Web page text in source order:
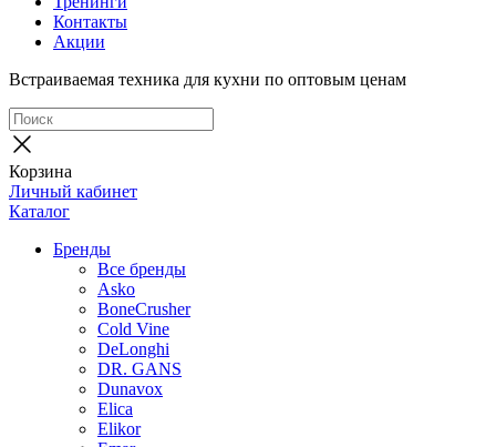
Контакты
Акции
Встраиваемая техника для кухни по оптовым ценам
Корзина
Личный кабинет
Каталог
Бренды
Все бренды
Asko
BoneCrusher
Cold Vine
DeLonghi
DR. GANS
Dunavox
Elica
Elikor